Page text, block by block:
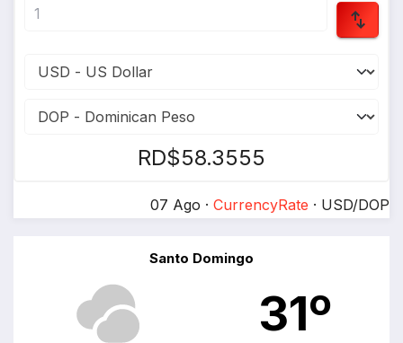
RD$58.3555
07 Ago · CurrencyRate · USD/DOP
Santo Domingo
31º